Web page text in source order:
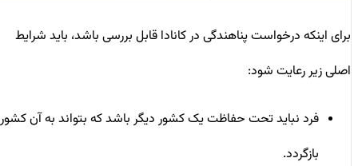
برای اینکه درخواست پناهندگی در کانادا قابل بررسی باشد، باید شرایط
اصلی زیر رعایت شود:
فرد نباید تحت حفاظت یک کشور دیگر باشد که بتواند به آن کشور
بازگردد.